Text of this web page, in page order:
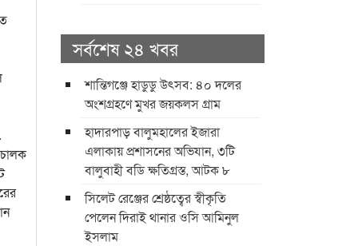
সর্বশেষ ২৪ খবর
শান্তিগঞ্জে হাডুডু উৎসব: ৪০ দলের
অংশগ্রহণে মুখর জয়কলস গ্রাম
হাদারপাড় বালুমহালের ইজারা
এলাকায় প্রশাসনের অভিযান, ৩টি
বালুবাহী বডি ক্ষতিগ্রস্ত, আটক ৮
সিলেট রেঞ্জের শ্রেষ্ঠত্বের স্বীকৃতি
পেলেন দিরাই থানার ওসি আমিনুল
ইসলাম